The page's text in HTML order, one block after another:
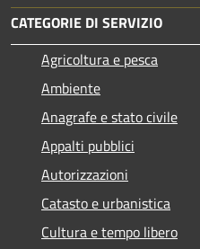
CATEGORIE DI SERVIZIO
Agricoltura e pesca
Ambiente
Anagrafe e stato civile
Appalti pubblici
Autorizzazioni
Catasto e urbanistica
Cultura e tempo libero